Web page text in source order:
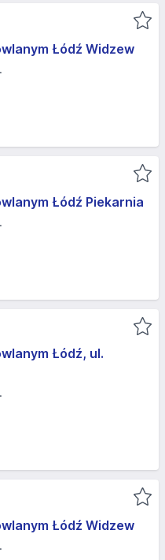
Łódź Widzew
Łódź Piekarnia
Łódź, ul.
Łódź Widzew